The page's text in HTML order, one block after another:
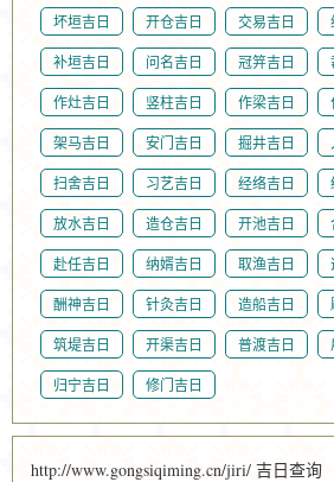
坏垣吉日 开仓吉日 交易吉日
补垣吉日 问名吉日 冠笄吉日
作灶吉日 竖柱吉日 作梁吉日
架马吉日 安门吉日 掘井吉日
扫舍吉日 习艺吉日 经络吉日
放水吉日 造仓吉日 开池吉日
赴任吉日 纳婿吉日 取渔吉日
酬神吉日 针灸吉日 造船吉日
筑堤吉日 开渠吉日 普渡吉日
归宁吉日 修门吉日
http://www.gongsiqiming.cn/jiri/ 吉日查询